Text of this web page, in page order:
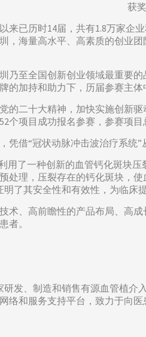
获
来已历时14届，共有1.8万家
，海量高水平、高素质的创业
乃至全国创新创业领域最重要
加持和助力下，历届参赛主
二十大精神，加快实施创新
个项目成功报名参赛，参赛项
借“冠状动脉冲击波治疗系统”
用了一种创新的血管钙化斑块
处理，压裂存在的钙化斑块，
了其安全性和有效性，为临床
术、高前瞻性的产品布局、高
者。
发、制造和销售有源血管植
和服务支持平台，致力于向